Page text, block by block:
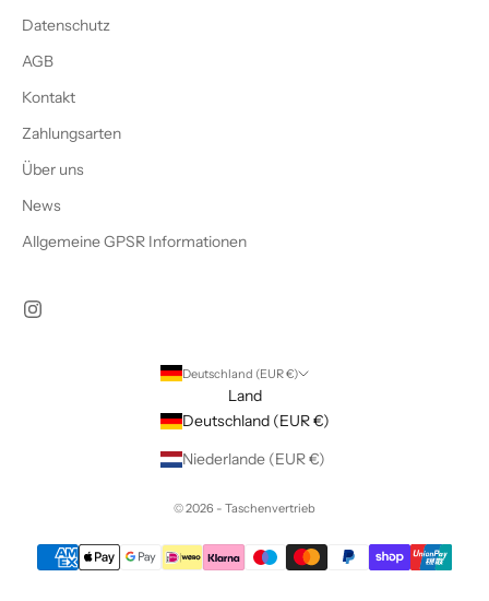
Datenschutz
AGB
Kontakt
Zahlungsarten
Über uns
News
Allgemeine GPSR Informationen
Deutschland (EUR €)
Land
Deutschland (EUR €)
Niederlande (EUR €)
© 2026 - Taschenvertrieb